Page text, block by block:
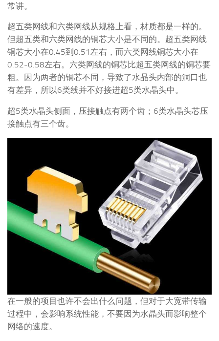
常讲。
超五类网线和六类网线从规格上看，材质都是一样的。
但超五类和六类网线的铜芯大小是不同的。超五类网线
铜芯大小在0.45到0.51左右，而六类网线铜芯大小在
0.52-0.58左右。六类网线的铜芯比超五类网线的铜芯要
粗。因为两者的铜芯不同，导致了水晶头内部的洞口也
有差异，所以6类线并不好接进超5类水晶头中。
超5类水晶头侧面，压接触点有两个齿；6类水晶头芯压
接触点有三个齿。
在一般的项目也许不会出什么问题，但对于大宽带传输
过程中，会影响系统性能，不要因为水晶头而影响整个
网络的速度。